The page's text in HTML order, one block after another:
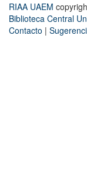
RIAA UAEM
Biblioteca Central
Contacto |